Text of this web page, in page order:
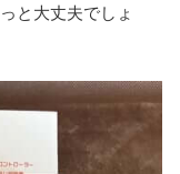
と大丈夫でしょ